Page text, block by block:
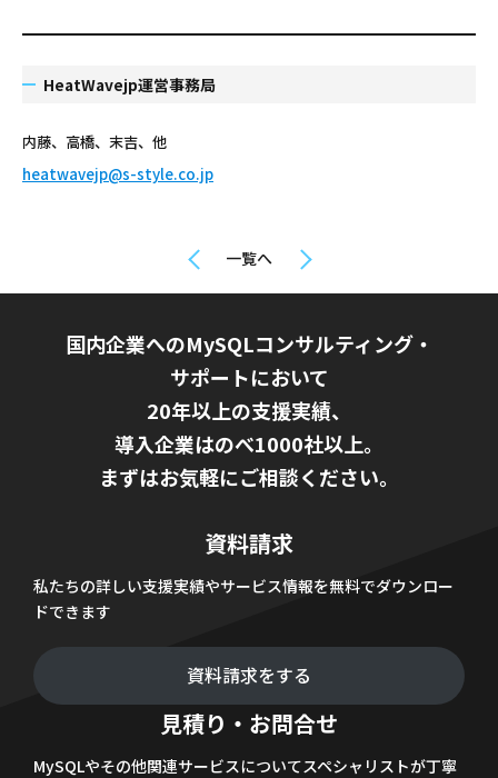
HeatWavejp運営事務局
内藤、高橋、末吉、他
heatwavejp@s-style.co.jp
一覧へ
国内企業へのMySQLコンサルティング・
サポートにおいて
20年以上の支援実績、
導入企業はのべ1000社以上。
まずはお気軽にご相談ください。
資料請求
私たちの詳しい支援実績やサービス情報を無料でダウンロー
ドできます
資料請求をする
見積り・お問合せ
MySQLやその他関連サービスについてスペシャリストが丁寧